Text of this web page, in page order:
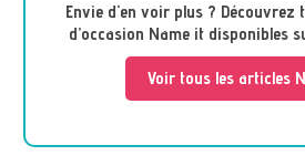
Envie d'en voir plus ? Découvrez
d’occasion Name it disponibles
Voir tous les articles